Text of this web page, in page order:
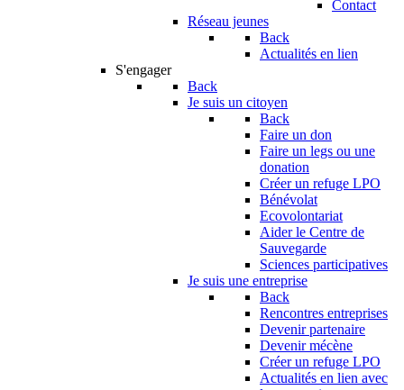
Contact
Réseau jeunes
Back
Actualités en lien
S'engager
Back
Je suis un citoyen
Back
Faire un don
Faire un legs ou une
donation
Créer un refuge LPO
Bénévolat
Ecovolontariat
Aider le Centre de
Sauvegarde
Sciences participatives
Je suis une entreprise
Back
Rencontres entreprises
Devenir partenaire
Devenir mécène
Créer un refuge LPO
Actualités en lien avec